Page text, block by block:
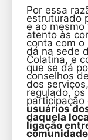
Por essa
estruturado
e ao
atento às
conta com o
dá na sede
Colatina, e
que se dá
conselhos
dos
regulado,
usuários
daquela
ligação